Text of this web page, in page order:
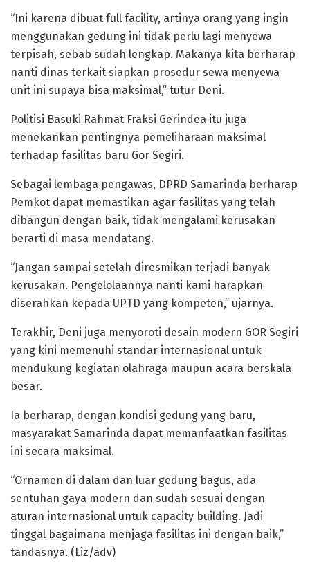
“Ini karena dibuat full facility, artinya orang yang ingin
menggunakan gedung ini tidak perlu lagi menyewa
terpisah, sebab sudah lengkap. Makanya kita berharap
nanti dinas terkait siapkan prosedur sewa menyewa
unit ini supaya bisa maksimal,” tutur Deni.
Politisi Basuki Rahmat Fraksi Gerindea itu juga
menekankan pentingnya pemeliharaan maksimal
terhadap fasilitas baru Gor Segiri.
Sebagai lembaga pengawas, DPRD Samarinda berharap
Pemkot dapat memastikan agar fasilitas yang telah
dibangun dengan baik, tidak mengalami kerusakan
berarti di masa mendatang.
“Jangan sampai setelah diresmikan terjadi banyak
kerusakan. Pengelolaannya nanti kami harapkan
diserahkan kepada UPTD yang kompeten,” ujarnya.
Terakhir, Deni juga menyoroti desain modern GOR Segiri
yang kini memenuhi standar internasional untuk
mendukung kegiatan olahraga maupun acara berskala
besar.
Ia berharap, dengan kondisi gedung yang baru,
masyarakat Samarinda dapat memanfaatkan fasilitas
ini secara maksimal.
“Ornamen di dalam dan luar gedung bagus, ada
sentuhan gaya modern dan sudah sesuai dengan
aturan internasional untuk capacity building. Jadi
tinggal bagaimana menjaga fasilitas ini dengan baik,”
tandasnya. (Liz/adv)